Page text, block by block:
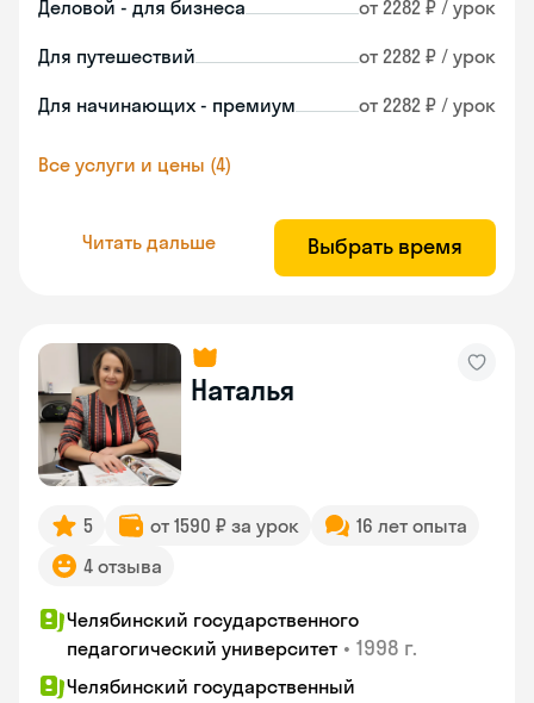
Деловой - для бизнеса от 2282 ₽ / урок
Для путешествий от 2282 ₽ / урок
Для начинающих - премиум от 2282 ₽ / урок
Все услуги и цены (4)
Читать дальше Выбрать время
Наталья
5 от 1590 ₽ за урок
16 лет опыта
4 отзыва
Челябинский государственного
педагогический университет • 1998 г.
Челябинский государственный